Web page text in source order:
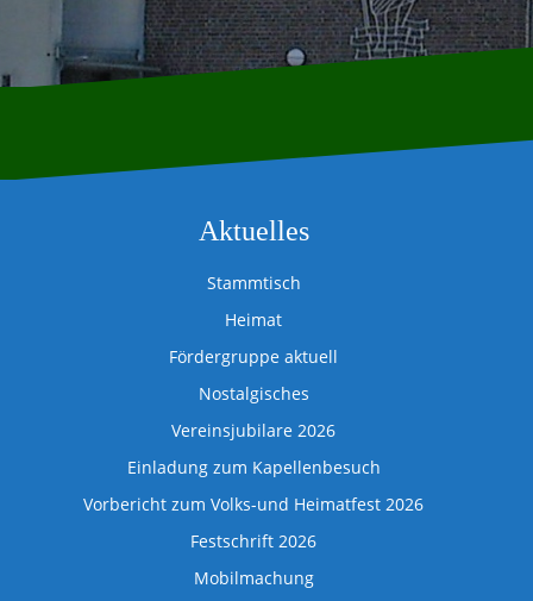
Aktuelles
Stammtisch
Heimat
Fördergruppe aktuell
Nostalgisches
Vereinsjubilare 2026
Einladung zum Kapellenbesuch
Vorbericht zum Volks-und Heimatfest 2026
Festschrift 2026
Mobilmachung